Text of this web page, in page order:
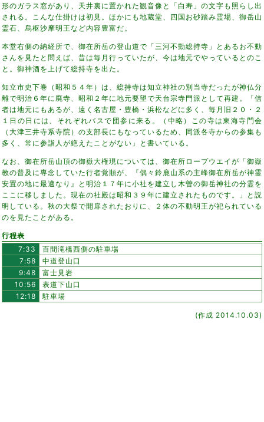
形のガラス窓があり、天井裏に置かれた観音像と「白寿」の文字も照らし出
される。こんな仕掛けは初見。ほかにも地蔵堂、四国お砂踏み霊場、御岳山
霊石、烏枢沙摩明王など内容豊富だ。
本堂右側の納経所で、御在所岳の登山道で「三河不動総持寺」とあるお不動
さんを見たと問えば、昔は毎月行っていたが、今は地元でやっているとのこ
と。御神酒を上げて総持寺を出た。
知立市史下巻（昭和５４年）は、総持寺は知立神社の別当寺だったが神仏分
離で明治６年に廃寺、昭和２年に地元要望で天台宗寺門派として再建。「信
者は地元にもあるが、遠く名古屋・豊橋・浜松などに多く、毎月旧２０・２
１日の日には、それぞれバスで団参に来る。（中略）この寺は東海寺門会
（大津三井寺系寺院）の支部長にもなっているため、同派各寺からの参集も
多く、常に参詣人が絶えたことがない」と書いている。
なお、御在所岳山頂の御嶽大権現については、御在所ロープウエイが「御嶽
教の普及に専念していた行者覚順が、『偶々鈴鹿山系の主峰御在所岳が神霊
安置の地に最適なり』と明治１７年に小社を建立し木曽の御岳神社の分霊を
ここに移しました。現在の社殿は昭和３９年に建立されたものです。」と説
明している。秋の大祭で開扉されたおりに、２体の不動明王が祀られている
のを見たことがある。
行程表
7:33
百間滝橋西側の駐車場
7:58
中道登山口
9:48
富士見岩
10:56
表道下山口
12:18
駐車場
(作成 2014.10.03)